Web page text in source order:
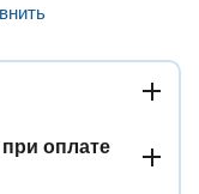
оплате